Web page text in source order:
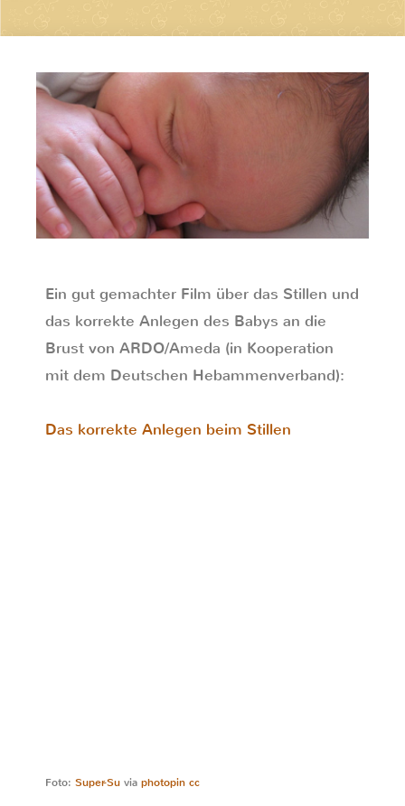
Ein gut gemachter Film über das Stillen und
das korrekte Anlegen des Babys an die
Brust von ARDO/Ameda (in Kooperation
mit dem Deutschen Hebammenverband):
Das korrekte Anlegen beim Stillen
Foto: Super-Su via photopin cc